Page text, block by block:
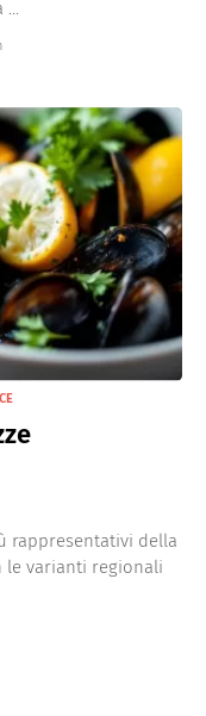
rappresentativi della
le varianti regionali